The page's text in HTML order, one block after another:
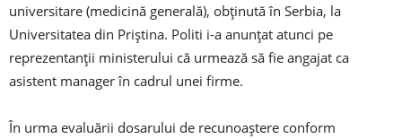
universitare (medicină generală), obţinută în Serbia, la
Universitatea din Priştina. Politi i-a anunţat atunci pe
reprezentanţii ministerului că urmează să fie angajat ca
asistent manager în cadrul unei firme.
În urma evaluării dosarului de recunoaştere conform